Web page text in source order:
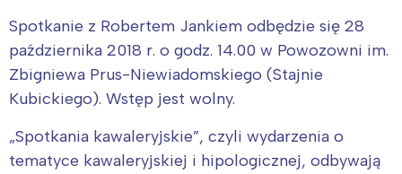
Spotkanie z Robertem Jankiem odbędzie się 28
października 2018 r. o godz. 14.00 w Powozowni im.
Zbigniewa Prus-Niewiadomskiego (Stajnie
Kubickiego). Wstęp jest wolny.
„Spotkania kawaleryjskie”, czyli wydarzenia o
tematyce kawaleryjskiej i hipologicznej, odbywają